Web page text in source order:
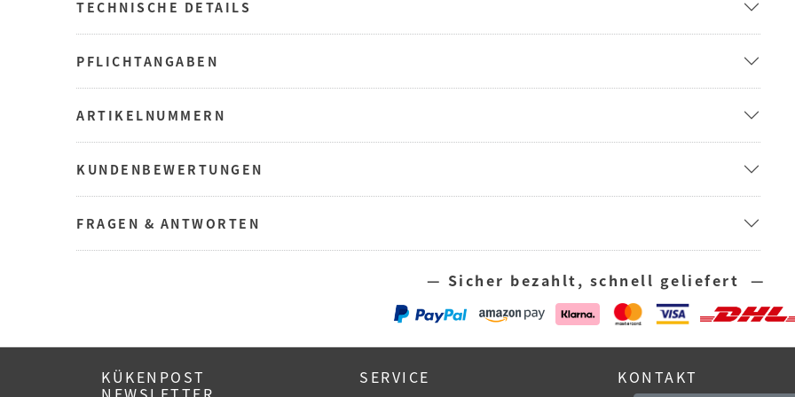
TECHNISCHE DETAILS
PFLICHTANGABEN
ARTIKELNUMMERN
KUNDENBEWERTUNGEN
FRAGEN & ANTWORTEN
— Sicher bezahlt, schnell geliefert —
KÜKENPOST SERVICE KONTAKT